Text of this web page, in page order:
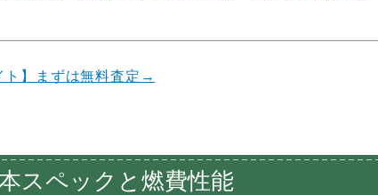
ト】まずは無料査定→
スペックと燃費性能